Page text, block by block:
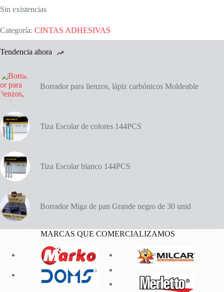
Sin existencias
Categoría: CINTAS ADHESIVAS
Tendencia ahora
Borrador para lienzos, lápiz carbónicos Moldeable
Tiza Escolar de colores 144PCS
Tiza Escolar blanco 144PCS
Borrador Miga de pan Grande negro de 30 unid
MARCAS QUE COMERCIALIZAMOS